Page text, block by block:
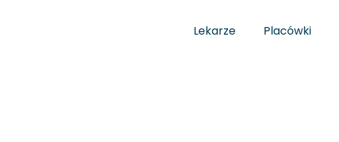
Lekarze Placówki